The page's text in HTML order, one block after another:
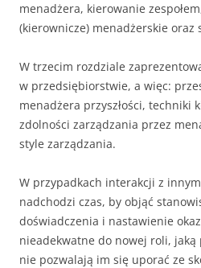
menadżera, kierowanie
(kierownicze) menadżerskie oraz
W trzecim rozdziale
w przedsiębiorstwie, a więc:
menadżera przyszłości, techniki
zdolności zarządzania przez
style zarządzania.
W przypadkach interakcji z
nad­chodzi czas, by objąć
doświadcze­nia i nastawienie
nieadekwatne do nowej roli,
nie pozwalają im się uporać ze